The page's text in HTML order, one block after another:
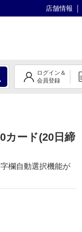
店舗情報
ログイン＆
会員登録
カード(20日締
欄自動選択機能が